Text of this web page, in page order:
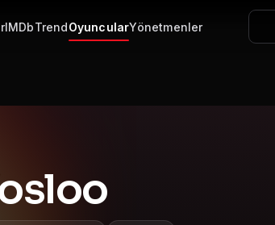
IMDbTrendOyuncularYönetmenler